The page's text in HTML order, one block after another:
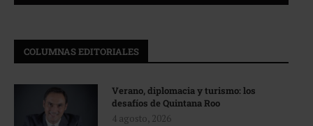
COLUMNAS EDITORIALES
Verano, diplomacia y turismo: los
desafíos de Quintana Roo
4 agosto, 2026